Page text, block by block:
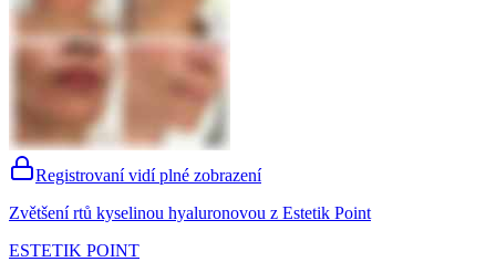
Registrovaní vidí plné zobrazení
Zvětšení rtů kyselinou hyaluronovou z Estetik Point
ESTETIK POINT